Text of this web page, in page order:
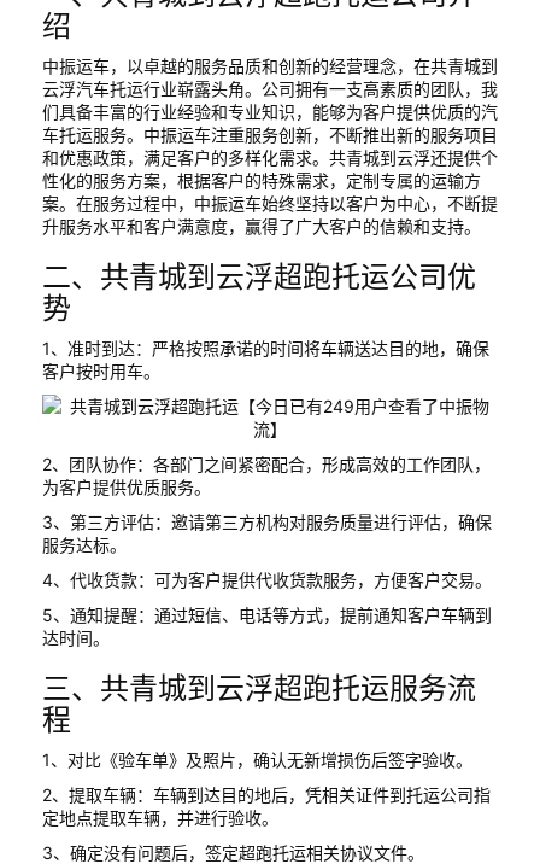
绍
中振运车，以卓越的服务品质和创新的经营理念，在共青城到
云浮汽车托运行业崭露头角。公司拥有一支高素质的团队，我
们具备丰富的行业经验和专业知识，能够为客户提供优质的汽
车托运服务。中振运车注重服务创新，不断推出新的服务项目
和优惠政策，满足客户的多样化需求。共青城到云浮还提供个
性化的服务方案，根据客户的特殊需求，定制专属的运输方
案。在服务过程中，中振运车始终坚持以客户为中心，不断提
升服务水平和客户满意度，赢得了广大客户的信赖和支持。
二、共青城到云浮超跑托运公司优
势
1、准时到达：严格按照承诺的时间将车辆送达目的地，确保
客户按时用车。
2、团队协作：各部门之间紧密配合，形成高效的工作团队，
为客户提供优质服务。
3、第三方评估：邀请第三方机构对服务质量进行评估，确保
服务达标。
4、代收货款：可为客户提供代收货款服务，方便客户交易。
5、通知提醒：通过短信、电话等方式，提前通知客户车辆到
达时间。
三、共青城到云浮超跑托运服务流
程
1、对比《验车单》及照片，确认无新增损伤后签字验收。
2、提取车辆：车辆到达目的地后，凭相关证件到托运公司指
定地点提取车辆，并进行验收。
3、确定没有问题后，签定超跑托运相关协议文件。